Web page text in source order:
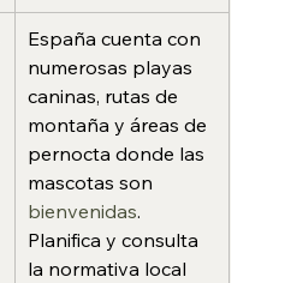
España cuenta con
numerosas playas
caninas, rutas de
montaña y áreas de
pernocta donde las
mascotas son
bienvenidas.
Planifica y consulta
la normativa local